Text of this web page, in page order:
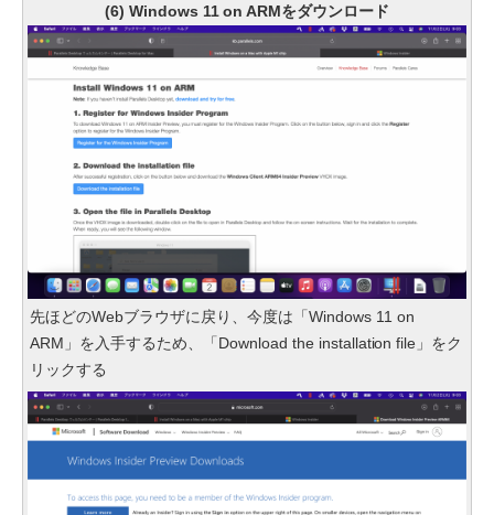
(6) Windows 11 on ARMをダウンロード
先ほどのWebブラウザに戻り、今度は「Windows 11 on
ARM」を入手するため、「Download the installation file」をク
リックする